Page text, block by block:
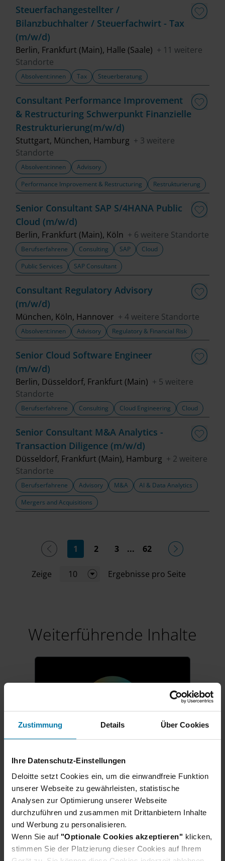
Zustimmung Details Über Cookies
Ihre Datenschutz-Einstellungen
Deloitte setzt Cookies ein, um die einwandfreie Funktion
unserer Webseite zu gewährleisten, statistische
Analysen zur Optimierung unserer Webseite
durchzuführen und zusammen mit Drittanbietern Inhalte
und Werbung zu personalisieren.
Wenn Sie auf "Optionale Cookies akzeptieren" klicken,
stimmen Sie der Platzierung dieser Cookies auf Ihrem
Steuerfachangestellter /
Bilanzbuchhalter / Steuerfachwirt - Tax
(m/w/d)
Berlin, Frankfurt (Main), Halle (Saale) + 11 weitere
Standorte
Absolvent:innen Tax Steuerberatung
Consultant Performance Improvement
& Restructuring Schwerpunkt Finanzielle
Restrukturierung(m/w/d)
Stuttgart, München, Hamburg + 3 weitere
Standorte
Absolvent:innen
Advisory
Performance Improvement & Restructuring
Restrukturierung
Senior Consultant SAP S/4HANA Public
Cloud (m/w/d)
Berlin, Frankfurt (Main), Köln + 6 weitere Standorte
Berufserfahrene Consulting SAP
Cloud
Public Services
SAP Consultant
Consultant Regulatory Advisory
(m/w/d)
München, Köln, Hannover + 4 weitere Standorte
Absolvent:innen Advisory Regulatory & Financial Risk
Senior Cloud Software Engineer
(m/w/d)
Berlin, Düsseldorf, Frankfurt (Main) + 5 weitere
Standorte
Berufserfahrene Consulting Cloud Engineering Cloud
Senior Consultant M&A Analytics -
Transaction Diligence (m/w/d)
Düsseldorf, Frankfurt (Main), Hamburg + 2 weitere
Standorte
Berufserfahrene Advisory M&A
AI & Data Analytics
Mergers and Acquisitions
1 (current)
2 3 ... 62
Zeige 10 Ergebnisse pro Seite
Weiterführende Inhalte
Karrierestart für Schüler:innen
Ausbildung & duales
Studium 2027
Direkt nach dem Schulabschluss
in der Berufswelt durchstarten?
Wir bilden deutschlandweit aus:
Ob eine praxisnahe Ausbildung,